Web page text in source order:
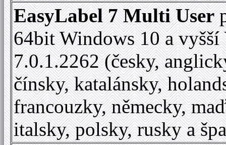
EasyLabel 7 Multi User
64bit Windows 10 a vyšší
7.0.1.2262 (česky,
čínsky, katalánsky,
francouzky, německy,
italsky, polsky, rusky a